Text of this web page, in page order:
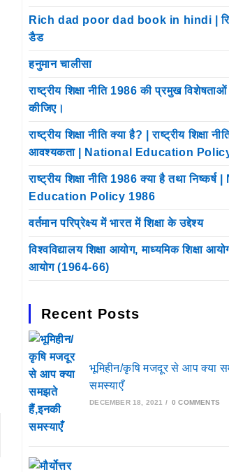
Rich dad poor dad book in hindi |
डैड
हनुमान चालीसा
राष्ट्रीय शिक्षा नीति 1986 की प्रमुख विशेषताओं
कीजिए।
राष्ट्रीय शिक्षा नीति क्या है? | राष्ट्रीय शिक्षा
आवश्यकता | National Education
राष्ट्रीय शिक्षा नीति 1986 क्या है तथा
Education Policy 1986
वर्तमान परिप्रेक्ष्य में भारत में शिक्षा के उद्देश्य
विश्वविद्यालय शिक्षा आयोग, माध्यमिक शिक्षा
आयोग (1964-66)
Recent Posts
भूमिहीन/कृषि मजदूर से आप क्या
समस्याएँ
DECEMBER 18, 2021 / 0 COMMENTS